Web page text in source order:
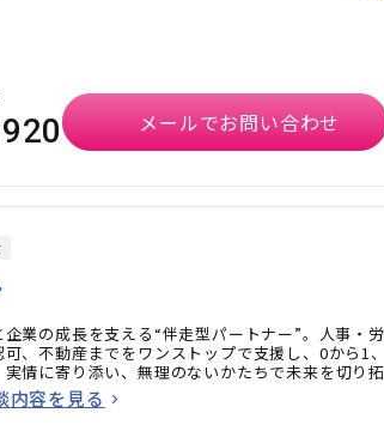
メールでお問い合わせ
企業の成長を支える“伴走型パートナー”。人事・労
可、不動産までをワンストップで支援し、0から1
実情に寄り添い、無理のないかたちで未来を切り拓
内容を見る